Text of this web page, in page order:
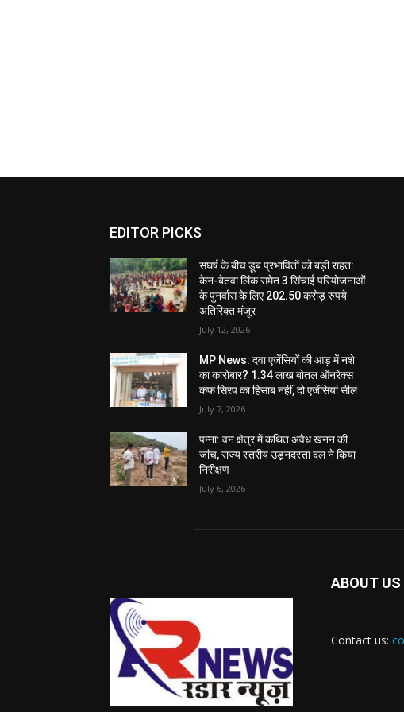
EDITOR PICKS
संघर्ष के बीच डूब प्रभावितों को बड़ी राहत:
केन-बेतवा लिंक समेत 3 सिंचाई परियोजनाओं
के पुनर्वास के लिए 202.50 करोड़ रुपये
अतिरिक्त मंजूर
July 12, 2026
MP News: दवा एजेंसियों की आड़ में नशे
का कारोबार? 1.34 लाख बोतल ऑनरेक्स
कफ सिरप का हिसाब नहीं, दो एजेंसियां सील
July 7, 2026
पन्ना: वन क्षेत्र में कथित अवैध खनन की
जांच, राज्य स्तरीय उड़नदस्ता दल ने किया
निरीक्षण
July 6, 2026
ABOUT US
Contact us: